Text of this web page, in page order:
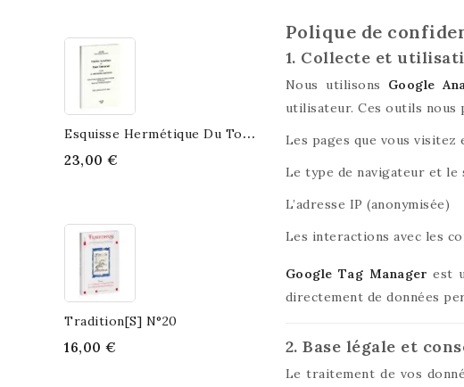
E
Squisse Hermétique Du Tout...
23,00 €
Tradition[s] N°20
16,00 €
Polique de
1. Collecte et
Nous utilisons Google
utilisateur. Ces outils
Les pages que vous visitez
Le type de navigateur et le
L’adresse IP (anonymisée)
Les interactions avec les
Google Tag Manager est
directement de données
2. Base légale et
Le traitement de vos